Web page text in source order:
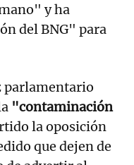
y ha
del BNG" para
parlamentario
"contaminación
la oposición
que dejen de